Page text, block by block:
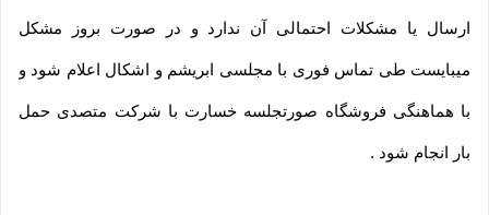
ارسال یا مشکلات احتمالی آن ندارد و در صورت بروز مشکل
میبایست طی تماس فوری با مجلسی ابریشم و اشکال اعلام شود و
با هماهنگی فروشگاه صورتجلسه خسارت با شرکت متصدی حمل
بار انجام شود .